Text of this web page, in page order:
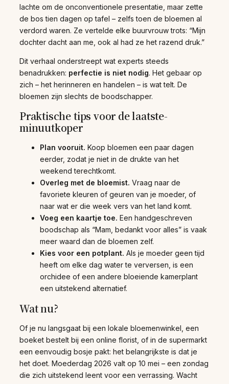
lachte om de onconventionele presentatie, maar zette
de bos tien dagen op tafel – zelfs toen de bloemen al
verdord waren. Ze vertelde elke buurvrouw trots: “Mijn
dochter dacht aan me, ook al had ze het razend druk.”
Dit verhaal onderstreept wat experts steeds
benadrukken: perfectie is niet nodig. Het gebaar op
zich – het herinneren en handelen – is wat telt. De
bloemen zijn slechts de boodschapper.
Praktische tips voor de laatste-
minuutkoper
Plan vooruit. Koop bloemen een paar dagen
eerder, zodat je niet in de drukte van het
weekend terechtkomt.
Overleg met de bloemist. Vraag naar de
favoriete kleuren of geuren van je moeder, of
naar wat er die week vers van het land komt.
Voeg een kaartje toe. Een handgeschreven
boodschap als “Mam, bedankt voor alles” is vaak
meer waard dan de bloemen zelf.
Kies voor een potplant. Als je moeder geen tijd
heeft om elke dag water te verversen, is een
orchidee of een andere bloeiende kamerplant
een uitstekend alternatief.
Wat nu?
Of je nu langsgaat bij een lokale bloemenwinkel, een
boeket bestelt bij een online florist, of in de supermarkt
een eenvoudig bosje pakt: het belangrijkste is dat je
het doet. Moederdag 2026 valt op 10 mei – een zondag
die zich uitstekend leent voor een verrassing. Wacht